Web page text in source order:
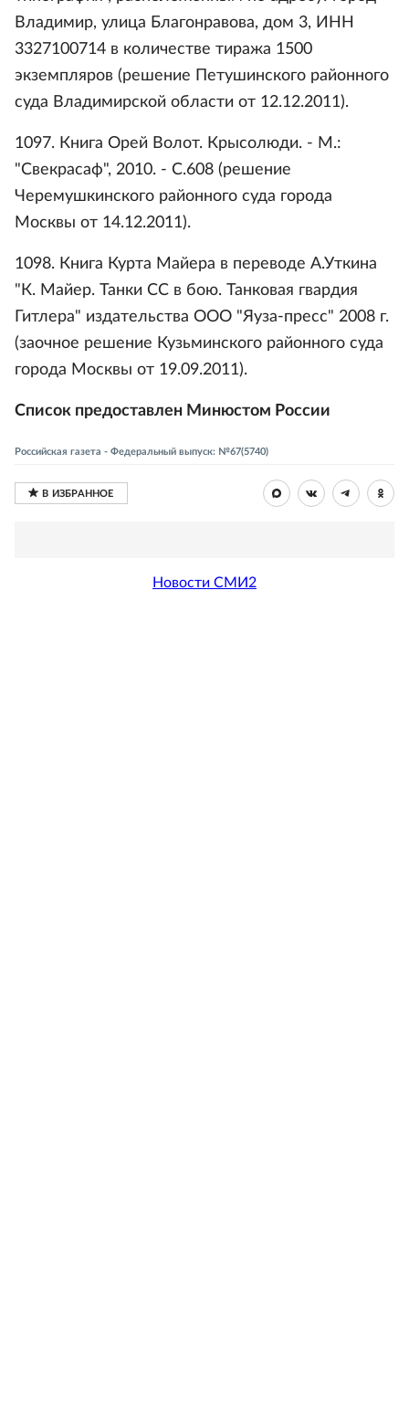
Владимир, улица Благонравова, дом 3, ИНН
3327100714 в количестве тиража 1500
экземпляров (решение Петушинского районного
суда Владимирской области от 12.12.2011).
1097. Книга Орей Волот. Крысолюди. - М.:
"Свекрасаф", 2010. - С.608 (решение
Черемушкинского районного суда города
Москвы от 14.12.2011).
1098. Книга Курта Майера в переводе А.Уткина
"К. Майер. Танки СС в бою. Танковая гвардия
Гитлера" издательства ООО "Яуза-пресс" 2008 г.
(заочное решение Кузьминского районного суда
города Москвы от 19.09.2011).
Список предоставлен Минюстом России
Российская газета - Федеральный выпуск: №67(5740)
Новости СМИ2